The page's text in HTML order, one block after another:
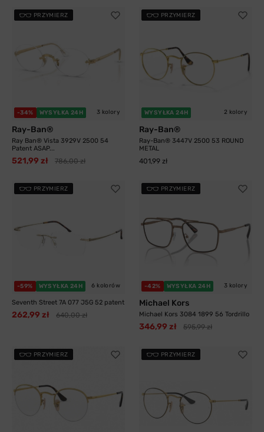
PRZYMIERZ
-34% WYSYŁKA 24H 3 kolory
Ray-Ban®
Ray Ban® Vista 3929V 2500 54
Patent ASAP...
521,99 zł 786,00 zł
PRZYMIERZ
WYSYŁKA 24H 2 kolory
Ray-Ban®
Ray-Ban® 3447V 2500 53 ROUND
METAL
401,99 zł
PRZYMIERZ
-59% WYSYŁKA 24H 6 kolorów
Seventh Street 7A 077 J5G 52 patent
262,99 zł 640,00 zł
PRZYMIERZ
-42% WYSYŁKA 24H 3 kolory
Michael Kors
Michael Kors 3084 1899 56 Tordrillo
346,99 zł 595,99 zł
PRZYMIERZ PRZYMIERZ